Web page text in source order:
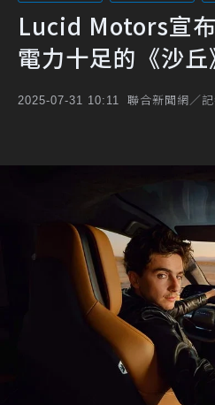
Lucid Motors宣
電力十足的《沙
2025-07-31 10:11 聯合新聞網／